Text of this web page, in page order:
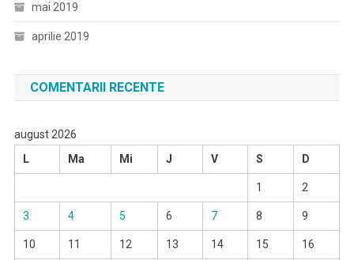
mai 2019
aprilie 2019
COMENTARII RECENTE
august 2026
L
Ma Mi J V S D
1 2
3 4 5 6 7 8 9
10 11 12 13 14 15 16